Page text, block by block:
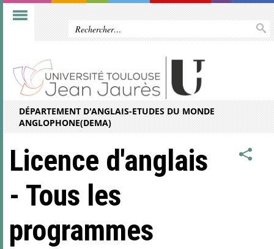
DÉPARTEMENT D'ANGLAIS-ETUDES DU MONDE
ANGLOPHONE(DEMA)
Licence d'anglais
- Tous les
programmes